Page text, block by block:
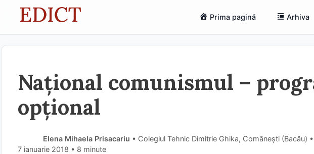
Prima pagină Arhiva
Național comunismul –
opțional
Elena Mihaela Prisacariu • Colegiul Tehnic Dimitrie Ghika, Comăneşti (Bacău)
7 ianuarie 2018 • 8 minute